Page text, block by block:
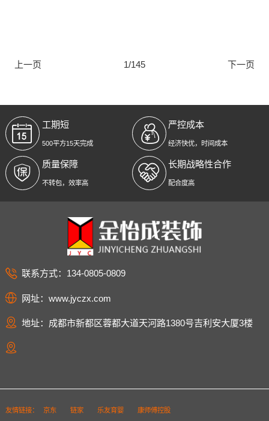
上一页 1/145 下一页
工期短
500平方15天完成
严控成本
经济快优，时间成本
质量保障
不转包，效率高
长期战略性合作
配合度高
联系方式：134-0805-0809
网址：www.jyczx.com
地址：成都市新都区蓉都大道天河路1380号吉利安大厦3楼
友情链接： 京东 链家 乐友育婴 康师傅控股